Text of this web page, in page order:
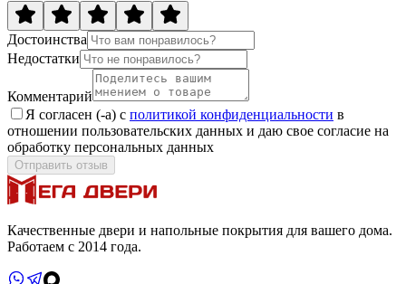
Достоинства
Недостатки
Комментарий
Я согласен (-а) с политикой конфиденциальности в
отношении пользовательских данных и даю свое согласие на
обработку персональных данных
Отправить отзыв
Качественные двери и напольные покрытия для вашего дома.
Работаем с 2014 года.